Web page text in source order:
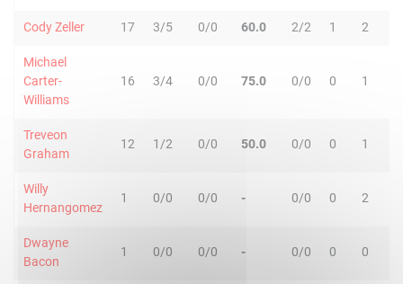
Cody Zeller 17 3/5 0/0 60.0 2/2 1 2
Michael
Carter-
Williams
16 3/4 0/0 75.0 0/0 0 1
Treveon
Graham
12 1/2 0/0 50.0 0/0 0 1
Willy
Hernangomez
1 0/0 0/0 - 0/0 0 2
Dwayne
Bacon
1 0/0 0/0 - 0/0 0 0